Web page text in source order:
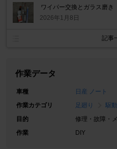
ワイパー交換とガラス磨き
2026年1月8日
記事
作業データ
車種
日産 ノート
作業カテゴリ
足廻り 駆
目的
修理・故障・
作業
DIY